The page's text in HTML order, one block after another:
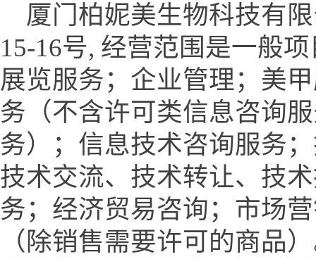
厦门柏妮美生物科技有
15-16号, 经营范围是一般
展览服务；企业管理；美
务（不含许可类信息咨询
务）；信息技术咨询服务
技术交流、技术转让、技
务；经济贸易咨询；市场
（除销售需要许可的商品